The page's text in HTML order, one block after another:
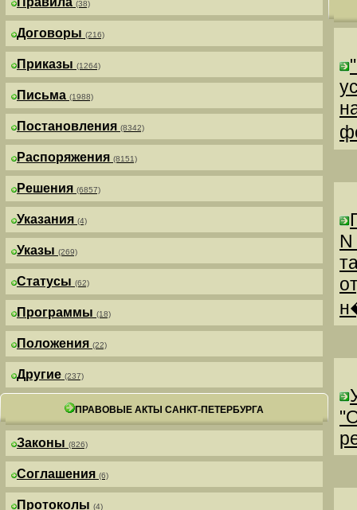
(38)
Договоры (216)
Приказы (1264)
Письма (1988)
Постановления (8342)
Распоряжения (8151)
Решения (6857)
Указания (4)
Указы (269)
Статусы (62)
Программы (18)
Положения (22)
Другие (237)
ПРАВОВЫЕ АКТЫ САНКТ-ПЕТЕРБУРГА
Законы (826)
Соглашения (6)
Протоколы (4)